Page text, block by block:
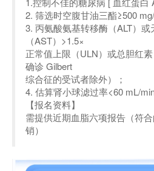
2. 筛选时空腹甘油三酯≥500
3. 丙氨酸氨基转移酶（ALT）
（AST）>1.5×
正常值上限（ULN）或总胆红
确诊 Gilbert
综合征的受试者除外）；
4. 估算肾小球滤过率<60 mL/
【报名资料】
需提供近期血脂六项报告（符
销）